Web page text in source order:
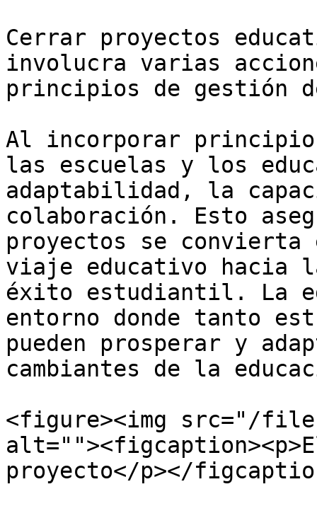
Cerrar proyectos
involucra varias
principios de gestión
Al incorporar
las escuelas y los
adaptabilidad, la
colaboración. Esto
proyectos se
viaje educativo hacia
éxito estudiantil. La
entorno donde tanto
pueden prosperar y
cambiantes de la
<figure><img src="/files/
proyecto</p></